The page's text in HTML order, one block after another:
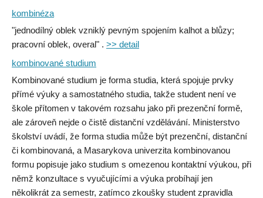
kombinéza
"jednodílný oblek vzniklý pevným spojením kalhot a blůzy;
pracovní oblek, overal" . >> detail
kombinované studium
Kombinované studium je forma studia, která spojuje prvky
přímé výuky a samostatného studia, takže student není ve
škole přítomen v takovém rozsahu jako při prezenční formě,
ale zároveň nejde o čistě distanční vzdělávání. Ministerstvo
školství uvádí, že forma studia může být prezenční, distanční
či kombinovaná, a Masarykova univerzita kombinovanou
formu popisuje jako studium s omezenou kontaktní výukou, při
němž konzultace s vyučujícími a výuka probíhají jen
několikrát za semestr, zatímco zkoušky student zpravidla